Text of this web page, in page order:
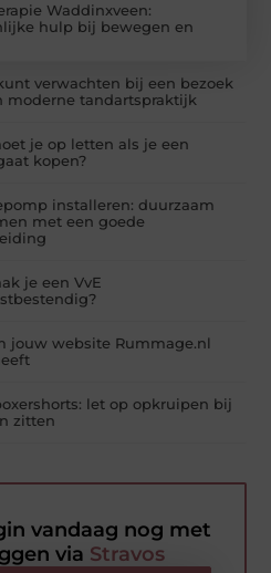
Waddinxveen:
hulp bij bewegen en
verwachten bij een bezoek
moderne tandartspraktijk
je op letten als je een
kopen?
installeren: duurzaam
met een goede
je een VvE
jouw website Rummage.nl
let op opkruipen bij
zitten
vandaag nog met
via Stravos